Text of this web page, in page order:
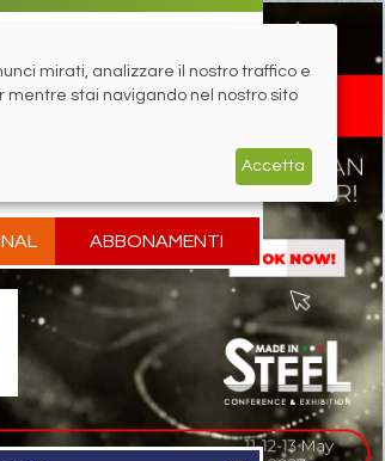
ABBONAMENTI
mirati, analizzare il nostro traffico e
mentre stai navigando nel nostro sito
Accetta